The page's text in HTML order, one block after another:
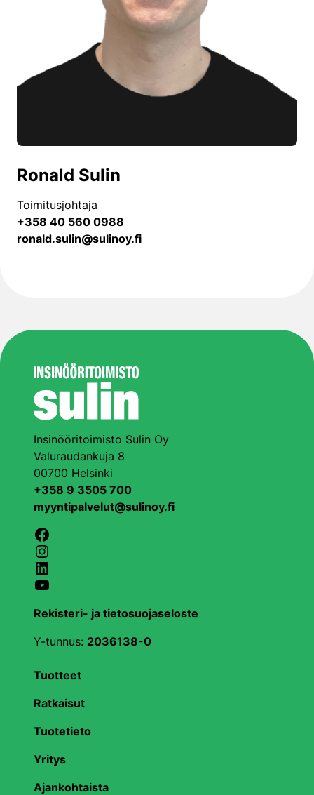
Ronald Sulin
Toimitusjohtaja
+358 40 560 0988
ronald.sulin@sulinoy.fi
Insinööritoimisto Sulin Oy
Valuraudankuja 8
00700 Helsinki
+358 9 3505 700
myyntipalvelut@sulinoy.fi
Facebook
Instagram
LinkedIn
YouTube
Rekisteri- ja tietosuojaseloste
Y-tunnus: 2036138-0
Tuotteet
Ratkaisut
Tuotetieto
Yritys
Ajankohtaista